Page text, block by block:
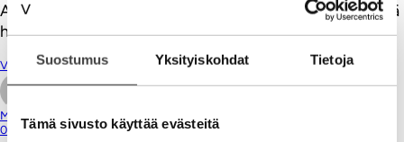
Suostumus Yksityiskohdat Tietoja
Tämä sivusto käyttää evästeitä
Asiakas päättää ja on päättänyt jo pitkään, se joka ei sitä
halua myöntää, häviää kartalta.
Vastaa
Matti Lintulahti (@mediablogi)
08.04.2013